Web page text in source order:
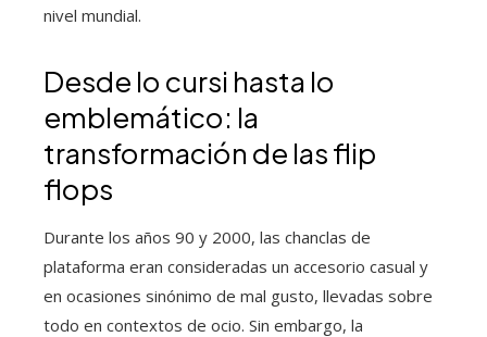
nivel mundial.
Desde lo cursi hasta lo
emblemático: la
transformación de las flip
flops
Durante los años 90 y 2000, las chanclas de
plataforma eran consideradas un accesorio casual y
en ocasiones sinónimo de mal gusto, llevadas sobre
todo en contextos de ocio. Sin embargo, la